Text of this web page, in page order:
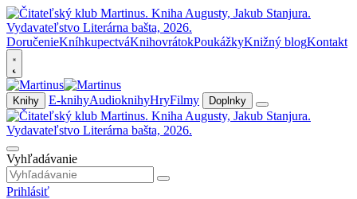
DoručenieKníhkupectváKnihovrátokPoukážkyKnižný blogKontakt
Knihy E-knihyAudioknihyHryFilmy Doplnky
Vyhľadávanie
Prihlásiť